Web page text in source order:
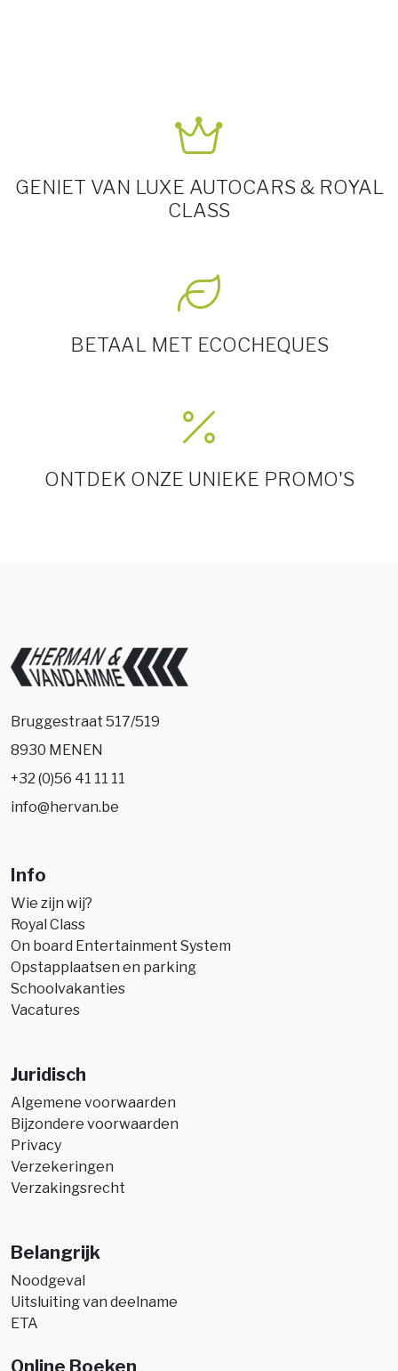
GENIET VAN LUXE AUTOCARS & ROYAL
CLASS
BETAAL MET ECOCHEQUES
ONTDEK ONZE UNIEKE PROMO'S
Bruggestraat 517/519
8930 MENEN
+32 (0)56 41 11 11
info@hervan.be
Info
Wie zijn wij?
Royal Class
On board Entertainment System
Opstapplaatsen en parking
Schoolvakanties
Vacatures
Juridisch
Algemene voorwaarden
Bijzondere voorwaarden
Privacy
Verzekeringen
Verzakingsrecht
Belangrijk
Noodgeval
Uitsluiting van deelname
ETA